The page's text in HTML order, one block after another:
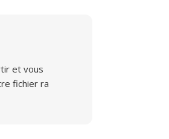
et vous
fichier ra